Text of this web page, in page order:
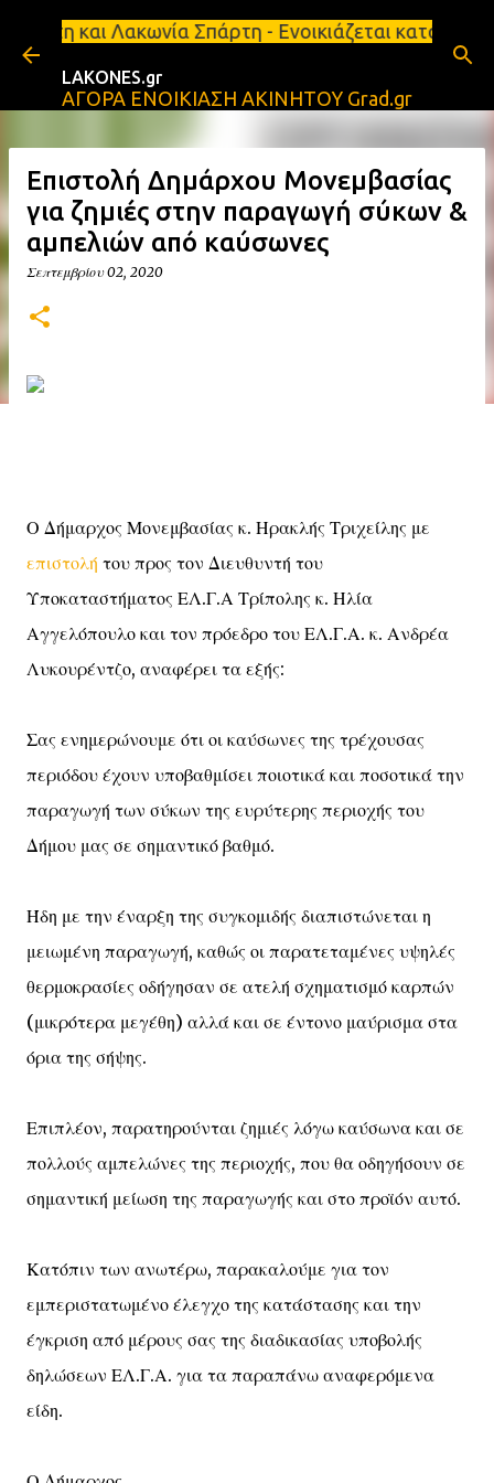
Μετάβαση στο κύριο περιεχόμενο
Σπάρτη - Ενοικιάζεται κατάστημα 134
LAKONES.gr
ΑΓΟΡΑ ΕΝΟΙΚΙΑΣΗ ΑΚΙΝΗΤΟΥ Grad.gr
Επιστολή Δημάρχου Μονεμβασίας
για ζημιές στην παραγωγή σύκων &
αμπελιών από καύσωνες
Σεπτεμβρίου 02, 2020
Ο Δήμαρχος Μονεμβασίας κ. Ηρακλής Τριχείλης με
επιστολή του προς τον Διευθυντή του
Υποκαταστήματος ΕΛ.Γ.Α Τρίπολης κ. Ηλία
Αγγελόπουλο και τον πρόεδρο του ΕΛ.Γ.Α. κ. Ανδρέα
Λυκουρέντζο, αναφέρει τα εξής:
Σας ενημερώνουμε ότι οι καύσωνες της τρέχουσας
περιόδου έχουν υποβαθμίσει ποιοτικά και ποσοτικά την
παραγωγή των σύκων της ευρύτερης περιοχής του
Δήμου μας σε σημαντικό βαθμό.
Ήδη με την έναρξη της συγκομιδής διαπιστώνεται η
μειωμένη παραγωγή, καθώς οι παρατεταμένες υψηλές
θερμοκρασίες οδήγησαν σε ατελή σχηματισμό καρπών
(μικρότερα μεγέθη) αλλά και σε έντονο μαύρισμα στα
όρια της σήψης.
Επιπλέον, παρατηρούνται ζημιές λόγω καύσωνα και σε
πολλούς αμπελώνες της περιοχής, που θα οδηγήσουν σε
σημαντική μείωση της παραγωγής και στο προϊόν αυτό.
Κατόπιν των ανωτέρω, παρακαλούμε για τον
εμπεριστατωμένο έλεγχο της κατάστασης και την
έγκριση από μέρους σας της διαδικασίας υποβολής
δηλώσεων ΕΛ.Γ.Α. για τα παραπάνω αναφερόμενα
είδη.